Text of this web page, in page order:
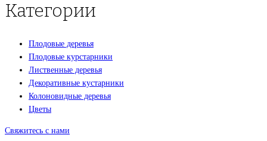
Категории
Плодовые деревья
Плодовые курстарники
Лиственные деревья
Декоративные кустарники
Колоновидные деревья
Цветы
Свяжитесь с нами